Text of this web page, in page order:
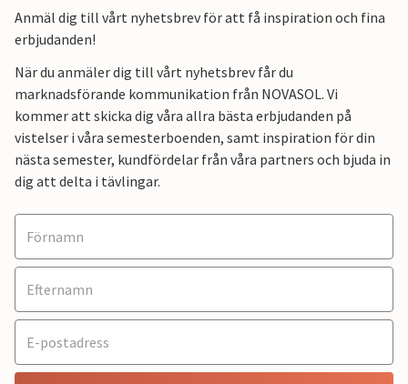
Anmäl dig till vårt nyhetsbrev för att få inspiration och fina
erbjudanden!
När du anmäler dig till vårt nyhetsbrev får du
marknadsförande kommunikation från NOVASOL. Vi
kommer att skicka dig våra allra bästa erbjudanden på
vistelser i våra semesterboenden, samt inspiration för din
nästa semester, kundfördelar från våra partners och bjuda in
dig att delta i tävlingar.